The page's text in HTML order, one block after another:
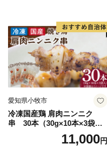
愛知県小牧市
冷凍国産鶏 肩肉ニンニク
串 30本（30g×10本×3袋
入）焼き鳥 おつまみ バーベ
キュー 小分け 国産 鶏肉 焼鳥
11,000円